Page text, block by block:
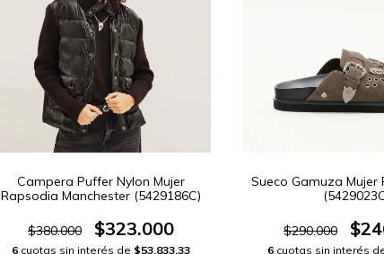
Campera Puffer Nylon Mujer
Rapsodia Manchester (5429186C)
$380.000 $323.000
6 cuotas sin interés de $53.833,33
Sueco Gamuza Mujer
$290.000
6 cuotas sin interés